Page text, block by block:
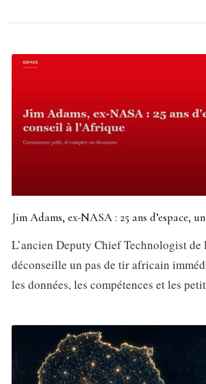
Jim Adams, ex-NASA : 25 ans d’espace,
L’ancien Deputy Chief Technologist de
déconseille un pas de tir africain
les données, les compétences et les